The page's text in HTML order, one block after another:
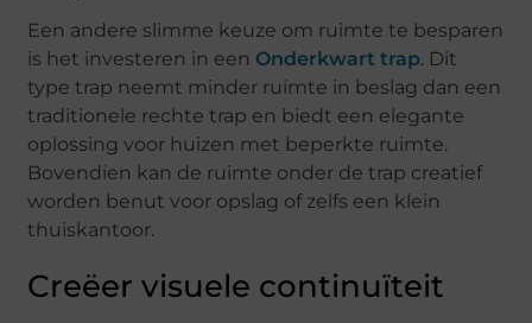
Een andere slimme keuze om ruimte te besparen
is het investeren in een Onderkwart trap. Dit
type trap neemt minder ruimte in beslag dan een
traditionele rechte trap en biedt een elegante
oplossing voor huizen met beperkte ruimte.
Bovendien kan de ruimte onder de trap creatief
worden benut voor opslag of zelfs een klein
thuiskantoor.
Creëer visuele continuïteit